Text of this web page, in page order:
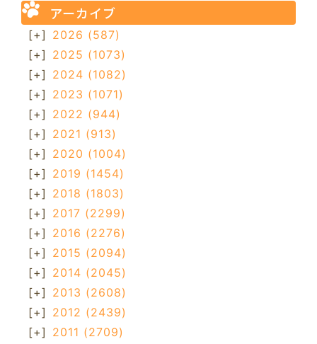
アーカイブ
[+] 2026 (587)
[+] 2025 (1073)
[+] 2024 (1082)
[+] 2023 (1071)
[+] 2022 (944)
[+] 2021 (913)
[+] 2020 (1004)
[+] 2019 (1454)
[+] 2018 (1803)
[+] 2017 (2299)
[+] 2016 (2276)
[+] 2015 (2094)
[+] 2014 (2045)
[+] 2013 (2608)
[+] 2012 (2439)
[+] 2011 (2709)